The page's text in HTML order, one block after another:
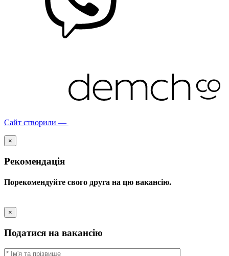
Сайт створили —
×
Рекомендація
Порекомендуйте свого друга на цю вакансію.
×
Податися на вакансію